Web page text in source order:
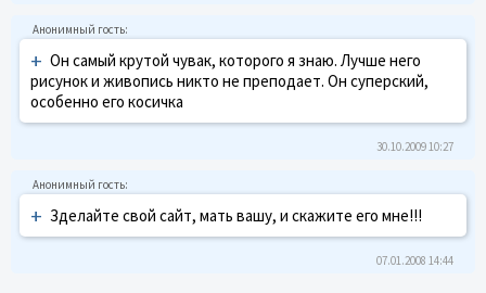
+ Он самый крутой чувак, которого я знаю. Лучше него
рисунок и живопись никто не преподает. Он суперский,
особенно его косичка
30.10.2009 10:27
+ Зделайте свой сайт, мать вашу, и скажите его мне!!!
07.01.2008 14:44